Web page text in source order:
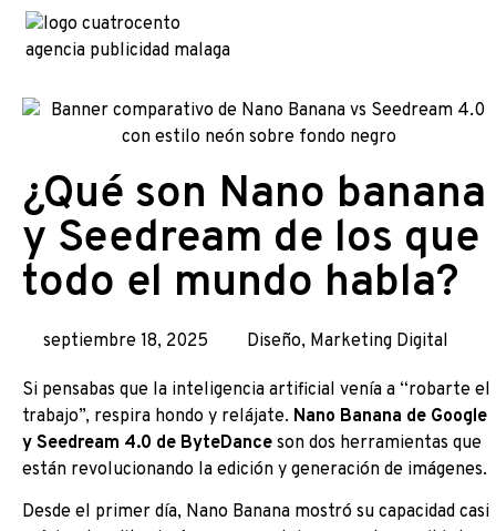
¿Qué son Nano banana
y Seedream de los que
todo el mundo habla?
septiembre 18, 2025 Diseño, Marketing Digital
Si pensabas que la inteligencia artificial venía a “robarte el
trabajo”, respira hondo y relájate. Nano Banana de Google
y Seedream 4.0 de ByteDance son dos herramientas que
están revolucionando la edición y generación de imágenes.
Desde el primer día, Nano Banana mostró su capacidad casi